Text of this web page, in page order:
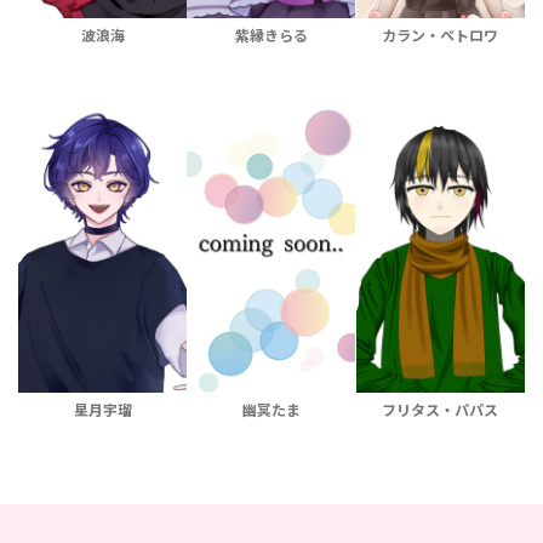
波浪海 紫縁きらる カラン・ペトロワ
星月宇瑠 幽冥たま フリタス・パパス